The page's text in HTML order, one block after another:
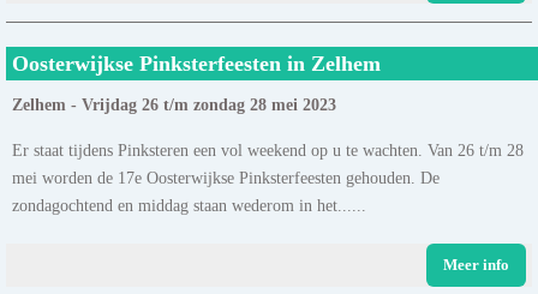
Oosterwijkse Pinksterfeesten in Zelhem
Zelhem - Vrijdag 26 t/m zondag 28 mei 2023
Er staat tijdens Pinksteren een vol weekend op u te wachten. Van 26 t/m 28
mei worden de 17e Oosterwijkse Pinksterfeesten gehouden. De
zondagochtend en middag staan wederom in het......
Meer info